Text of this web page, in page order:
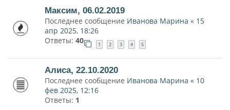
Максим, 06.02.2019
Последнее сообщение Иванова Марина « 15
апр 2025, 18:26
Ответы: 40 1 2 3 4 5
Алиса, 22.10.2020
Последнее сообщение Иванова Марина « 10
фев 2025, 12:16
Ответы: 1